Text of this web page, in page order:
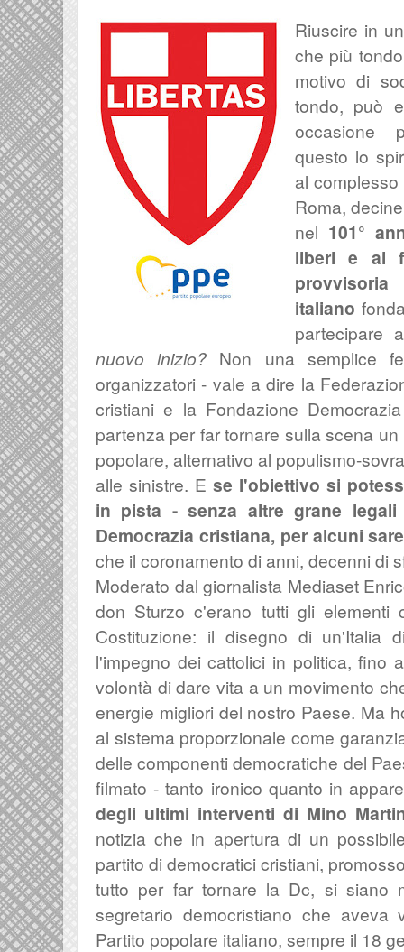
Riuscire in
che più
motivo di
tondo, può
occasione
questo lo
al
Roma,
nel 101°
liberi e ai
italiano
partecipare
nuovo inizio? Non una semplice
organizzatori - vale a dire la
cristiani e la Fondazione
partenza per far tornare sulla scena
popolare, alternativo al populismo-
alle sinistre. E se l'obiettivo si
in pista - senza altre grane
Democrazia cristiana, per alcuni
che il coronamento di anni, decenni di
Moderato dal giornalista Mediaset
don Sturzo c'erano tutti gli elementi
Costituzione: il disegno di un'Italia
l'impegno dei cattolici in politica, fino
volontà di dare vita a un movimento
energie migliori del nostro Paese. Ma
al sistema proporzionale come
delle componenti democratiche del
filmato - tanto ironico quanto in
degli ultimi interventi di Mino
notizia che in apertura di un
partito di democratici cristiani,
tutto per far tornare la Dc, si siano
segretario democristiano che aveva
Partito popolare italiano, sempre il 18